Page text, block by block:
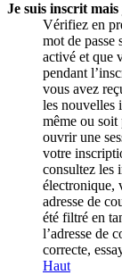
Je suis inscrit
Vérifiez en
mot de passe
activé et que
pendant
vous avez
les nouvelles
même ou soit
ouvrir une
votre
consultez les
électronique,
adresse de
été filtré en
l’adresse de
correcte,
Haut